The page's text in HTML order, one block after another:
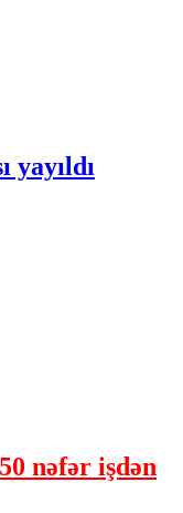
yayıldı
nəfər işdən